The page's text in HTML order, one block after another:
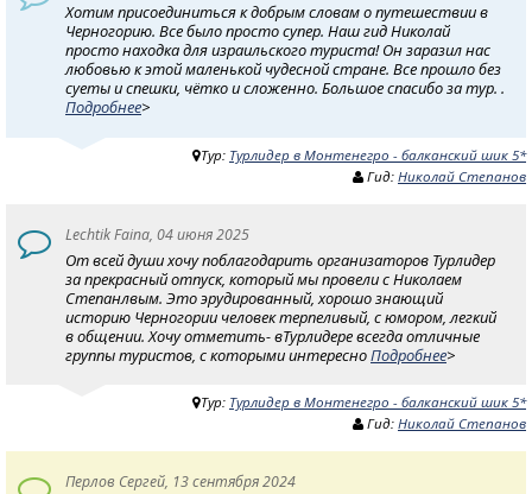
Хотим присоединиться к добрым словам о путешествии в
Черногорию. Все было просто супер. Наш гид Николай
просто находка для израильского туриста! Он заразил нас
любовью к этой маленькой чудесной стране. Все прошло без
суеты и спешки, чётко и сложенно. Большое спасибо за тур. .
Подробнее>
Тур: Турлидер в Монтенегро - балканский шик 5*
Гид: Николай Степанов
Lechtik Faina, 04 июня 2025
От всей души хочу поблагодарить организаторов Турлидер
за прекрасный отпуск, который мы провели с Николаем
Степанлвым. Это эрудированный, хорошо знающий
историю Черногории человек терпеливый, с юмором, легкий
в общении. Хочу отметить- вТурлидере всегда отличные
группы туристов, с которыми интересноПодробнее>
Тур: Турлидер в Монтенегро - балканский шик 5*
Гид: Николай Степанов
Перлов Сергей, 13 сентября 2024